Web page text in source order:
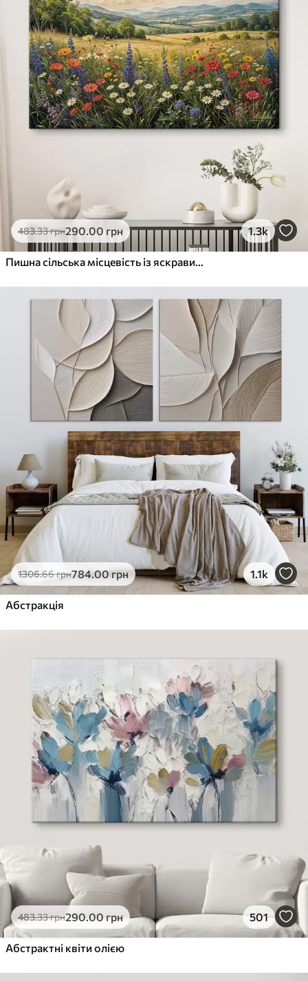
483.33грн290.00 грн 1.3k
Пишна сільська місцевість із яскравим лугом диких квітів, наповненим різнокольоровими квітами під хмарним небом
1306.66грн784.00грн 1.1k
Абстракція
483.33грн290.00грн 501
Абстрактні квіти олією